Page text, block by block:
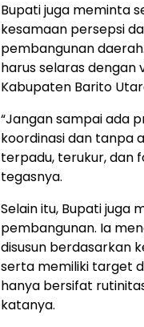
Bupati juga meminta
kesamaan persepsi
pembangunan
harus selaras dengan
Kabupaten Barito
“Jangan sampai ada
koordinasi dan tanpa
terpadu, terukur, dan
tegasnya.
Selain itu, Bupati juga
pembangunan. Ia
disusun berdasarkan
serta memiliki target
hanya bersifat
katanya.